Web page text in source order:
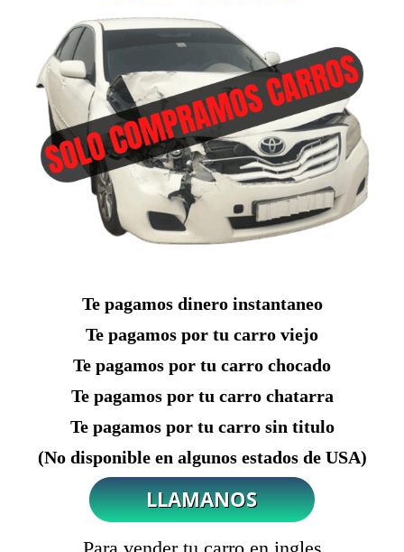
Te pagamos dinero instantaneo
Te pagamos por tu carro viejo
Te pagamos por tu carro chocado
Te pagamos por tu carro chatarra
Te pagamos por tu carro sin titulo
(No disponible en algunos estados de USA)